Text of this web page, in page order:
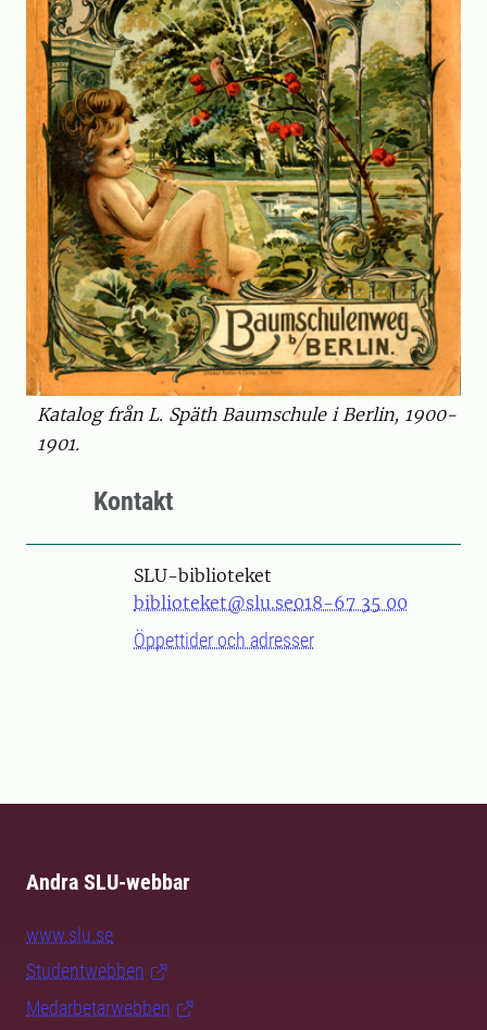
Katalog från L. Späth Baumschule i Berlin, 1900-
1901.
Kontakt
SLU-biblioteket
biblioteket@slu.se018-67 35 00
Öppettider och adresser
Andra SLU-webbar
www.slu.se
Studentwebben
Medarbetarwebben